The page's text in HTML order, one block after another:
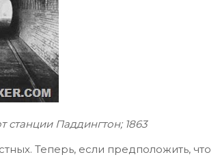
Паддингтон; 1863
Теперь, если предположить, что